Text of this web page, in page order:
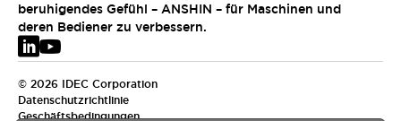
beruhigendes Gefühl – ANSHIN – für Maschinen und
deren Bediener zu verbessern.
© 2026 IDEC Corporation
Datenschutzrichtlinie
Geschäftsbedingungen